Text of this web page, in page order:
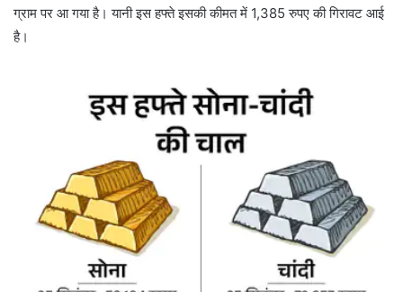
ग्राम पर आ गया है। यानी इस हफ्ते इसकी कीमत में 1,385 रुपए की गिरावट आई
है।